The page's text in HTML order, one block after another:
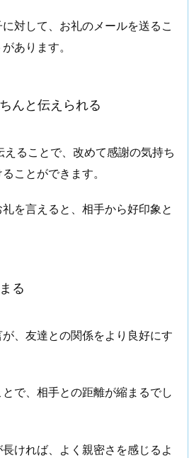
対して、お礼のメールを送るこ
あります。
んと伝えられる
えることで、改めて感謝の気持ち
ことができます。
を言えると、相手から好印象と
る
、友達との関係をより良好にす
で、相手との距離が縮まるでし
ければ、よく親密さを感じるよ